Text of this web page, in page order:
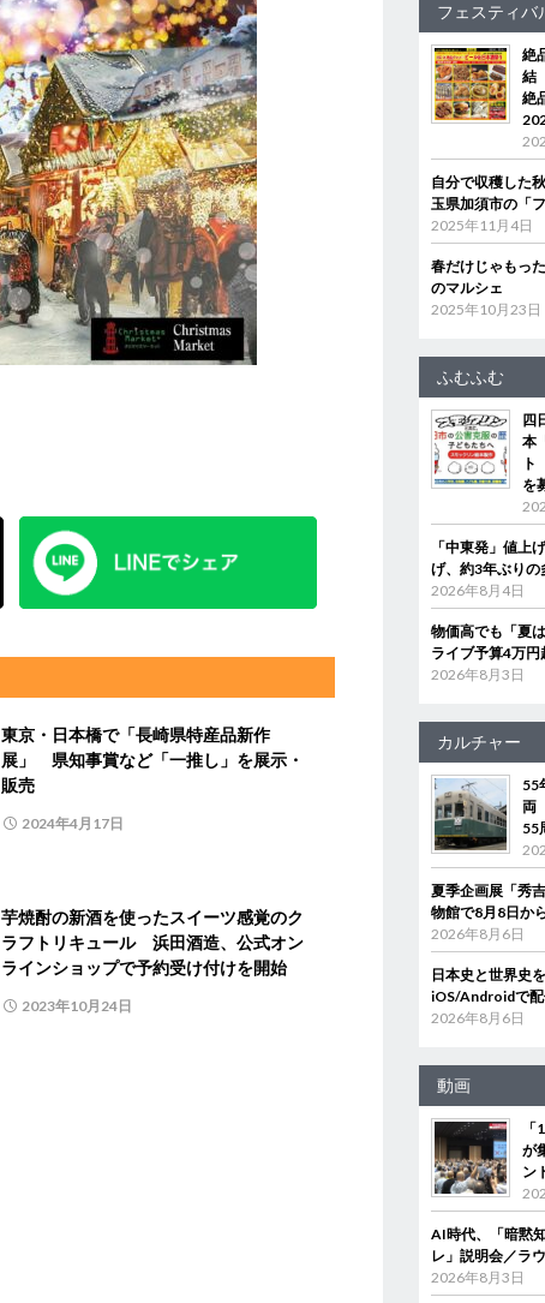
東京・日本橋で「長崎県特産品新作
展」 県知事賞など「一推し」を展示・
販売
2024年4月17日
芋焼酎の新酒を使ったスイーツ感覚のク
ラフトリキュール 浜田酒造、公式オン
ラインショップで予約受け付けを開始
2023年10月24日
フェスティバ
絶
結
絶
自分で収穫した
玉県加須市の「
2025年11月4日
春だけじゃもっ
のマルシェ
2025年10月23日
ふむふむ
四
本
ト
を
「中東発」値
げ、約3年ぶりの
2026年8月4日
物価高でも「夏
ライブ予算4万
2026年8月3日
カルチャー
55
両
55
夏季企画展「秀
物館で8月8日か
2026年8月6日
日本史と世界史
iOS/Androidで
2026年8月6日
動画
が
ン
AI時代、「暗黙
レ」説明会／ラ
2026年8月3日